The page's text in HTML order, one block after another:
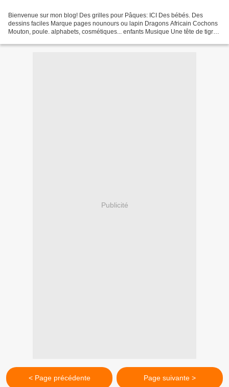
Bienvenue sur mon blog! Des grilles pour Pâques: ICI Des bébés. Des
dessins faciles Marque pages nounours ou lapin Dragons Africain Cochons
Mouton, poule. alphabets, cosmétiques... enfants Musique Une tête de tigre
Publicité
< Page précédente Page suivante >